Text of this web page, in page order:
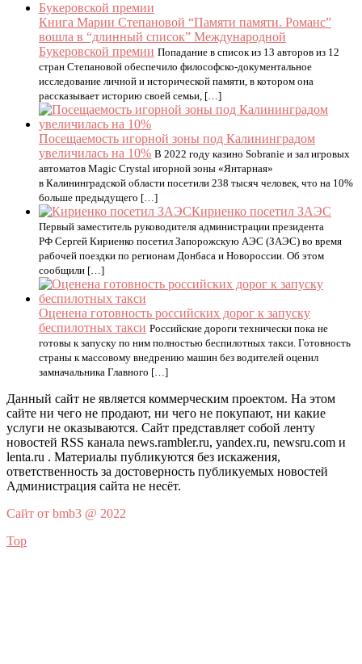
Книга Марии Степановой “Памяти памяти. Романс”
вошла в “длинный список” Международной
Букеровской премии Попадание в список из 13 авторов из 12
стран Степановой обеспечило философско-документальное
исследование личной и исторической памяти, в котором она
рассказывает историю своей семьи, […]
Посещаемость игорной зоны под Калининградом
увеличилась на 10% В 2022 году казино Sobranie и зал игровых
автоматов Magic Crystal игорной зоны «Янтарная»
в Калининградской области посетили 238 тысяч человек, что на 10%
больше предыдущего […]
Кириенко посетил ЗАЭС
Первый заместитель руководителя администрации президента
РФ Сергей Кириенко посетил Запорожскую АЭС (ЗАЭС) во время
рабочей поездки по регионам Донбаса и Новороссии. Об этом
сообщили […]
Оценена готовность российских дорог к запуску
беспилотных такси Российские дороги технически пока не
готовы к запуску по ним полностью беспилотных такси. Готовность
страны к массовому внедрению машин без водителей оценил
замначальника Главного […]
Данный сайт не является коммерческим проектом. На этом
сайте ни чего не продают, ни чего не покупают, ни какие
услуги не оказываются. Сайт представляет собой ленту
новостей RSS канала news.rambler.ru, yandex.ru, newsru.com и
lenta.ru . Материалы публикуются без искажения,
ответственность за достоверность публикуемых новостей
Администрация сайта не несёт.
Сайт от bmb3 @ 2022
Top